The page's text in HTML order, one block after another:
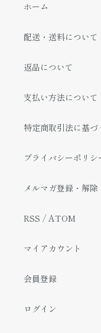
ホーム
配送・送料について
返品について
支払い方法について
特定商取引法に基づ
プライバシーポリシ
メルマガ登録・解除
RSS / ATOM
マイアカウント
会員登録
ログイン